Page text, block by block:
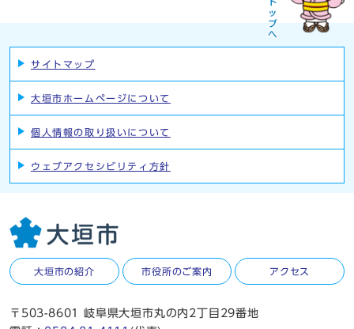
サイトマップ
大垣市ホームページについて
個人情報の取り扱いについて
ウェブアクセシビリティ方針
大垣市の紹介 市役所のご案内 アクセス
〒503-8601 岐阜県大垣市丸の内2丁目29番地